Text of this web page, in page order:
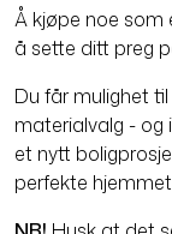
Å kjøpe noe som
å sette ditt preg
Du får mulighet
materialvalg - og
et nytt
perfekte